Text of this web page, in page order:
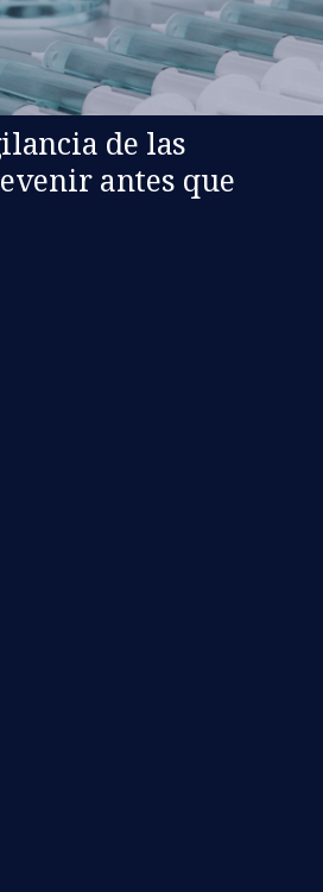
de las
antes que